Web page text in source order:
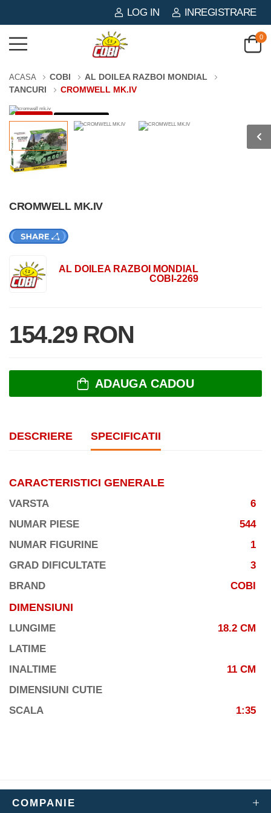
LOG IN INREGISTRARE
0
ACASA COBI
AL DOILEA RAZBOI MONDIAL
TANCURI
CROMWELL MK.IV
-53% 544 PIESE
CROMWELL MK.IV
AL DOILEA RAZBOI MONDIAL
COBI-2269
154.29 RON
ADAUGA CADOU
DESCRIERE SPECIFICATII
CARACTERISTICI GENERALE
VARSTA
6
NUMAR PIESE
544
NUMAR FIGURINE
1
GRAD DIFICULTATE
3
BRAND
COBI
DIMENSIUNI
LUNGIME
18.2 CM
LATIME
INALTIME
11 CM
DIMENSIUNI CUTIE
SCALA
1:35
COMPANIE